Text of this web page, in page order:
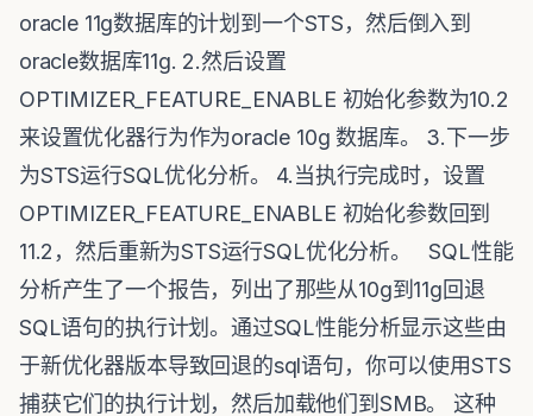
oracle 11g数据库的计划到一个STS，然后倒入到
oracle数据库11g. 2.然后设置
OPTIMIZER_FEATURE_ENABLE 初始化参数为10.2
来设置优化器行为作为oracle 10g 数据库。 3.下一步
为STS运行SQL优化分析。 4.当执行完成时，设置
OPTIMIZER_FEATURE_ENABLE 初始化参数回到
11.2，然后重新为STS运行SQL优化分析。 SQL性能
分析产生了一个报告，列出了那些从10g到11g回退
SQL语句的执行计划。通过SQL性能分析显示这些由
于新优化器版本导致回退的sql语句，你可以使用STS
捕获它们的执行计划，然后加载他们到SMB。 这种